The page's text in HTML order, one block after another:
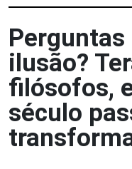
Perguntas
ilusão?
filósofos,
século